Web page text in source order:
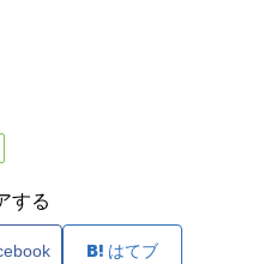
する
はてブ